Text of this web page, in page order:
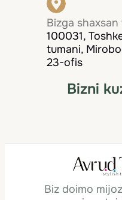
Bizga
100031,
tumani,
23-ofis
Bizni
Biz doimo